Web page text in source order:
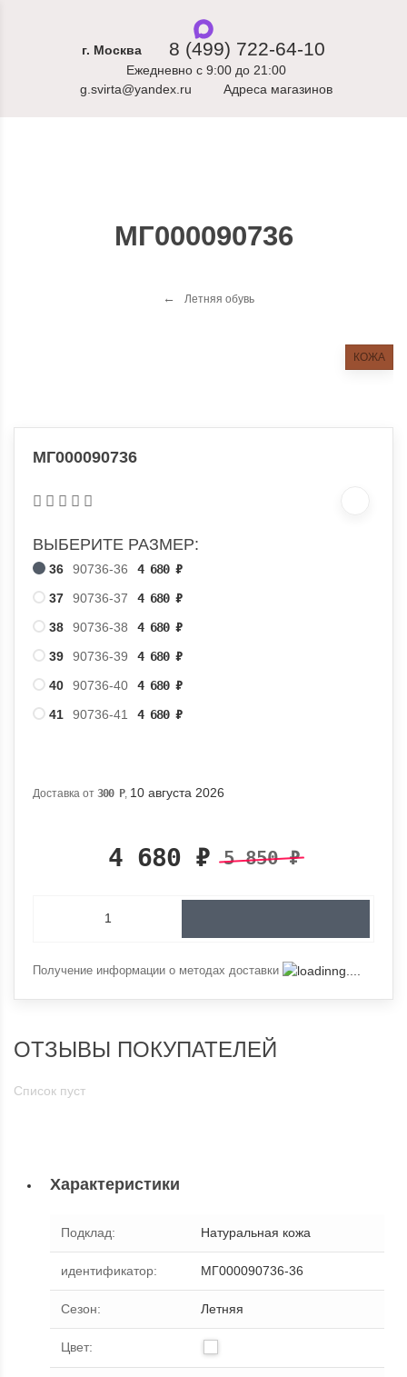
г. Москва 8 (499) 722-64-10
Ежедневно с 9:00 до 21:00
g.svirta@yandex.ru
Адреса магазинов
МГ000090736
Летняя обувь
КОЖА
МГ000090736
ВЫБЕРИТЕ РАЗМЕР:
36 90736-36 4 680 ₽
37
90736-37 4 680 ₽
38
90736-38 4 680 ₽
39
90736-39 4 680 ₽
40
90736-40 4 680 ₽
41
90736-41 4 680 ₽
Доставка от 300 Р, 10 августа 2026
4 680 ₽ 5 850₽
Получение информации о методах доставки
ОТЗЫВЫ ПОКУПАТЕЛЕЙ
Список пуст
Характеристики
Подклад: Натуральная кожа
идентификатор: МГ000090736-36
Сезон: Летняя
Цвет: